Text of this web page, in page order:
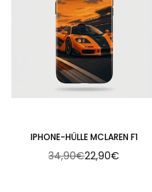
IPHONE-HÜLLE MCLAREN F1
Normaler
34,90€22,90€